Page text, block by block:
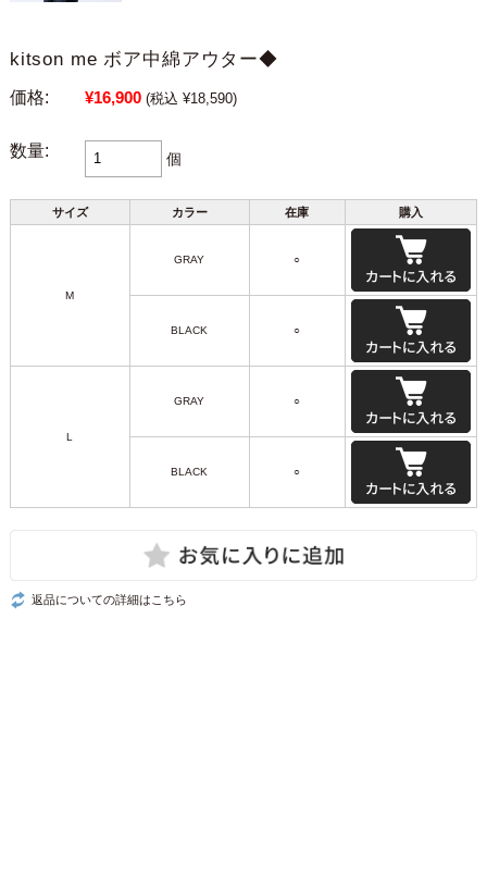
kitson me ボア中綿アウター◆
価格: ¥16,900 (税込 ¥18,590)
数量: 個
サイズ カラー 在庫 購入
M
GRAY ○
BLACK ○
L
GRAY ○
BLACK ○
返品についての詳細はこちら